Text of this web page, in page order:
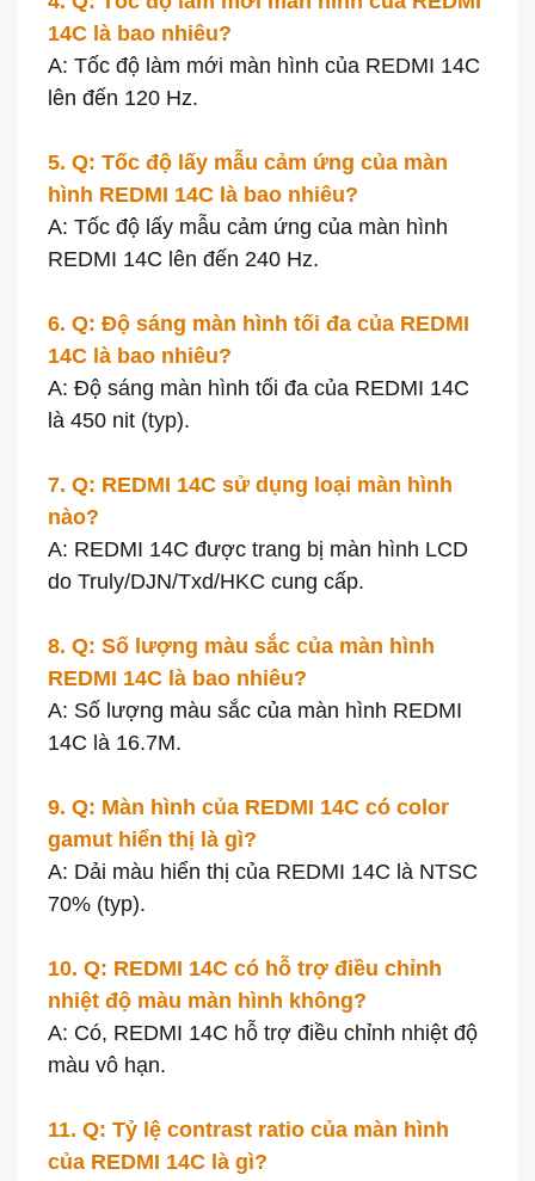
14C là bao nhiêu?
A: Tốc độ làm mới màn hình của REDMI 14C
lên đến 120 Hz.
5. Q: Tốc độ lấy mẫu cảm ứng của màn
hình REDMI 14C là bao nhiêu?
A: Tốc độ lấy mẫu cảm ứng của màn hình
REDMI 14C lên đến 240 Hz.
6. Q: Độ sáng màn hình tối đa của REDMI
14C là bao nhiêu?
A: Độ sáng màn hình tối đa của REDMI 14C
là 450 nit (typ).
7. Q: REDMI 14C sử dụng loại màn hình
nào?
A: REDMI 14C được trang bị màn hình LCD
do Truly/DJN/Txd/HKC cung cấp.
8. Q: Số lượng màu sắc của màn hình
REDMI 14C là bao nhiêu?
A: Số lượng màu sắc của màn hình REDMI
14C là 16.7M.
9. Q: Màn hình của REDMI 14C có color
gamut hiển thị là gì?
A: Dải màu hiển thị của REDMI 14C là NTSC
70% (typ).
10. Q: REDMI 14C có hỗ trợ điều chỉnh
nhiệt độ màu màn hình không?
A: Có, REDMI 14C hỗ trợ điều chỉnh nhiệt độ
màu vô hạn.
11. Q: Tỷ lệ contrast ratio của màn hình
của REDMI 14C là gì?